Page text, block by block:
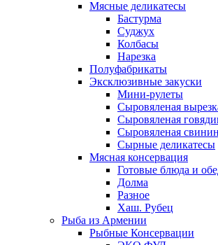
Мясные деликатесы
Бастурма
Суджух
Колбасы
Нарезка
Полуфабрикаты
Эксклюзивные закуски
Мини-рулеты
Сыровяленая
Сыровяленая
Сыровяленая
Сырные деликатесы
Мясная консервация
Готовые блюда и
Долма
Разное
Хаш. Рубец
Рыба из Армении
Рыбные Консервации